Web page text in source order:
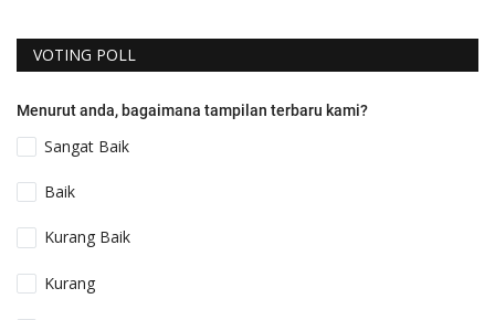
VOTING POLL
Menurut anda, bagaimana tampilan terbaru kami?
Sangat Baik
Baik
Kurang Baik
Kurang